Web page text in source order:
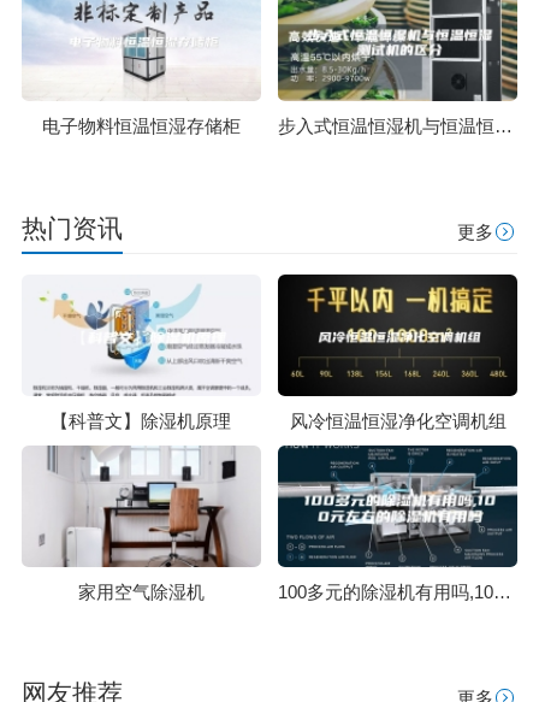
电子物料恒温恒湿存储柜 步入式恒温恒湿机与恒温恒湿测试机的区分
热门资讯 更多
【科普文】除湿机原理 风冷恒温恒湿净化空调机组
家用空气除湿机 100多元的除湿机有用吗,100元左右的除湿机有用吗
网友推荐 更多